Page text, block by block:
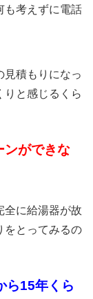
も考えずに電話
見積もりになっ
りと感じるくら
ンができな
全に給湯器が故
をとってみるの
ら15年くら